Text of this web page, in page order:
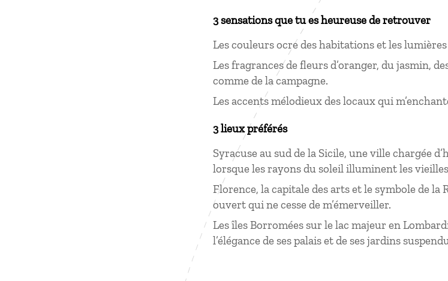
3 sensations que tu es heureuse de retrouver
Les couleurs ocre des habitations et les
Les fragrances de fleurs d’oranger, du jasmin,
comme de la campagne.
Les accents mélodieux des locaux qui
3 lieux préférés
Syracuse au sud de la Sicile, une ville chargée
lorsque les rayons du soleil illuminent les
Florence, la capitale des arts et le symbole de la
ouvert qui ne cesse de m’émerveiller.
Les îles Borromées sur le lac majeur en
l’élégance de ses palais et de ses jardins